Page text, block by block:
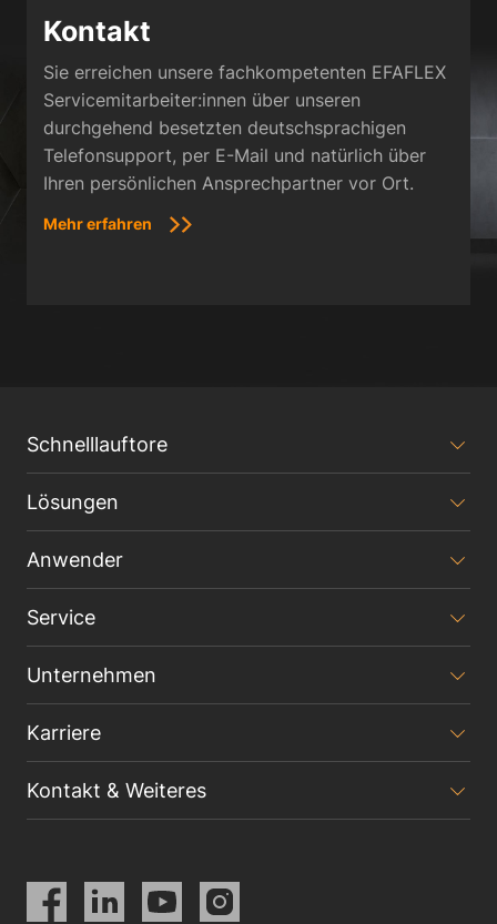
Kontakt
Sie erreichen unsere fachkompetenten EFAFLEX
Servicemitarbeiter:innen über unseren
durchgehend besetzten deutschsprachigen
Telefonsupport, per E-Mail und natürlich über
Ihren persönlichen Ansprechpartner vor Ort.
Mehr erfahren
Schnelllauftore
Lösungen
Anwender
Service
Unternehmen
Karriere
Kontakt & Weiteres